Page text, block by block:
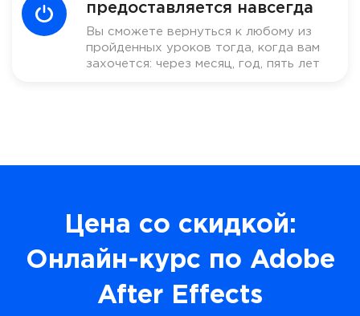
предоставляется навсегда
Вы сможете вернуться к любому из
пройденных уроков тогда, когда вам
захочется: через месяц, год, пять лет
Цена со скидкой:
Онлайн-курс по Adobe
After Effects